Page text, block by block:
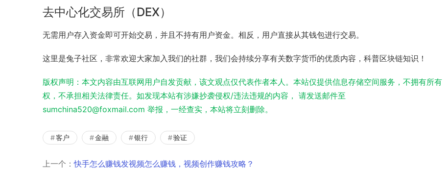
去中心化交易所（DEX）
无需用户存入资金即可开始交易，并且不持有用户资金。相反，用户直接从其钱包进行交易。
这里是兔子社区，非常欢迎大家加入我们的社群，我们会持续分享有关数字货币的优质内容，科普区块链知识！
版权声明：本文内容由互联网用户自发贡献，该文观点仅代表作者本人。本站仅提供信息存储空间服务，不拥有所有
权，不承担相关法律责任。如发现本站有涉嫌抄袭侵权/违法违规的内容， 请发送邮件至
sumchina520@foxmail.com 举报，一经查实，本站将立刻删除。
客户 金融 银行 验证
上一个：快手怎么赚钱发视频怎么赚钱，视频创作赚钱攻略？